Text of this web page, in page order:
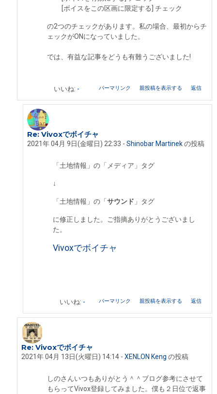
[ボイスをこの区画に限定する] チェック
の2つのチェックがあります。私の場合、最初からチ
ェックがONになっていました。
では、有益な記事をどうも有難うございました!
いいね: - パーマリンク 親投稿を表示する 返信
Xpyoda Janus への返信
Re: Vivoxでボイチャ
2021年 04月 9日(金曜日) 22:33 -Shinobar Martinekの投稿
「土地情報」の「メディア」タグ
↓
「土地情報」の「サウンド 」タグ
に修正しました。ご指摘ありがとうございまし
た。
Vivoxでボイチャ
いいね: - パーマリンク 親投稿を表示する 返信
Shinobar Martinek への返信
Re: Vivoxでボイチャ
2021年 04月 13日(火曜日) 14:14 -XENLON Keng の投稿
しのさんいつもありがとう＾＾ブログ参考にさせて
もらってVivox登録してみました。僕も２日位で返事